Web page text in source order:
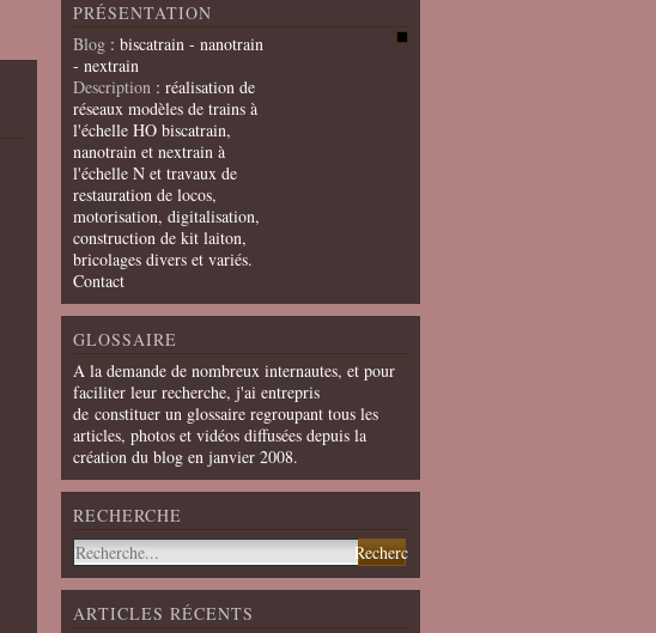
PRÉSENTATION
Blog : biscatrain - nanotrain
- nextrain
Description : réalisation de
réseaux modèles de trains à
l'échelle HO biscatrain,
nanotrain et nextrain à
l'échelle N et travaux de
restauration de locos,
motorisation, digitalisation,
construction de kit laiton,
bricolages divers et variés.
Contact
GLOSSAIRE
A la demande de nombreux internautes, et pour
faciliter leur recherche, j'ai entrepris
de constituer un glossaire regroupant tous les
articles, photos et vidéos diffusées depuis la
création du blog en janvier 2008.
RECHERCHE
ARTICLES RÉCENTS